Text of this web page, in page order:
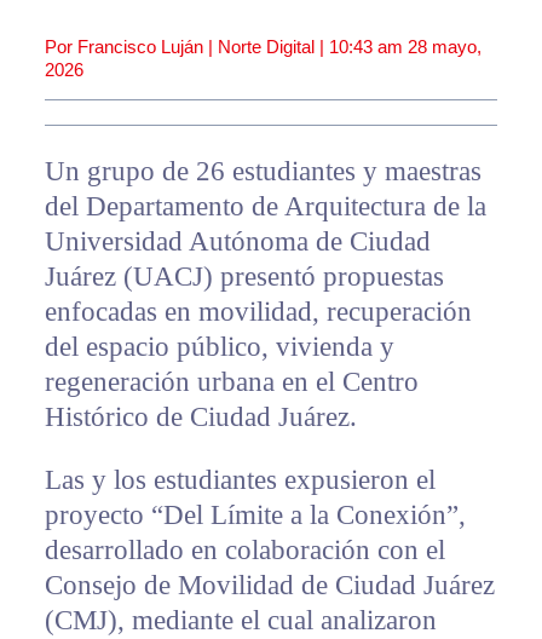
Por Francisco Luján | Norte Digital | 10:43 am 28 mayo,
2026
Un grupo de 26 estudiantes y maestras
del Departamento de Arquitectura de la
Universidad Autónoma de Ciudad
Juárez (UACJ) presentó propuestas
enfocadas en movilidad, recuperación
del espacio público, vivienda y
regeneración urbana en el Centro
Histórico de Ciudad Juárez.
Las y los estudiantes expusieron el
proyecto “Del Límite a la Conexión”,
desarrollado en colaboración con el
Consejo de Movilidad de Ciudad Juárez
(CMJ), mediante el cual analizaron